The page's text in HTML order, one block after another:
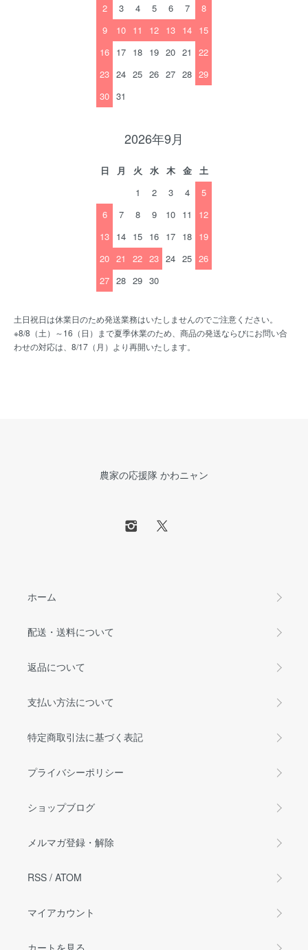
2
3 4 5 6 7
8
9
10 11 12 13 14 15
16 17 18 19 20 21
22
23 24 25 26 27 28 29
30 31
2026年9月
日 月 火 水 木 金
土
1
2 3 4
5
6
7 8 9 10 11
12
13 14 15 16 17 18 19
20 21 22 23 24 25 26
27 28 29 30
土日祝日は休業日のため発送業務はいたしませんのでご注意ください。
※8/8（土）～16（日）まで夏季休業のため、商品の発送ならびにお問い合
わせの対応は、8/17（月）より再開いたします。
農家の応援隊 かわニャン
ホーム
配送・送料について
返品について
支払い方法について
特定商取引法に基づく表記
プライバシーポリシー
ショップブログ
メルマガ登録・解除
RSS / ATOM
マイアカウント
カートを見る